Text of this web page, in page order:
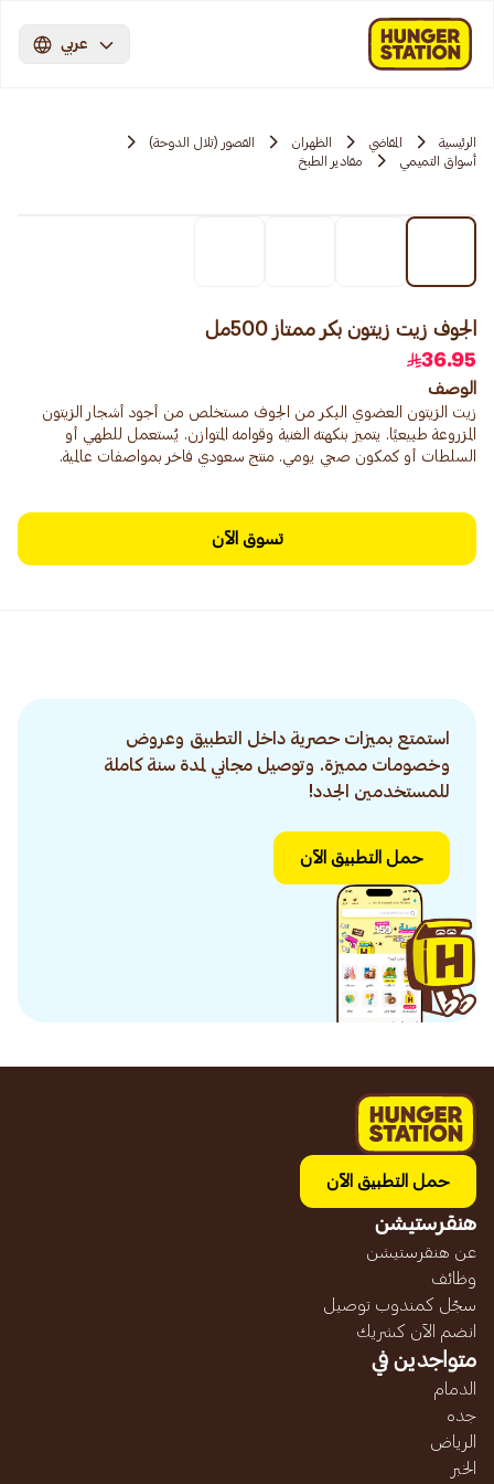
عربي
الرئيسية المقاضي الظهران
القصور (تلال الدوحة)
أسواق التميمي
مقادير الطبخ
الجوف زيت زيتون بكر ممتاز 500مل
36.95
الوصف
زيت الزيتون العضوي البكر من الجوف مستخلص من أجود أشجار الزيتون
المزروعة طبيعيًا. يتميز بنكهته الغنية وقوامه المتوازن. يُستعمل للطهي أو
السلطات أو كمكون صحي يومي. منتج سعودي فاخر بمواصفات عالمية.
تسوق الآن
استمتع بميزات حصرية داخل التطبيق وعروض
وخصومات مميزة. وتوصيل مجاني لمدة سنة كاملة
للمستخدمين الجدد!
حمل التطبيق الآن
حمل التطبيق الآن
هنقرستيشن
عن هنقرستيشن
وظائف
سجّل كمندوب توصيل
انضم الآن كشريك
متواجدين في
الدمام
جده
الرياض
الخبر